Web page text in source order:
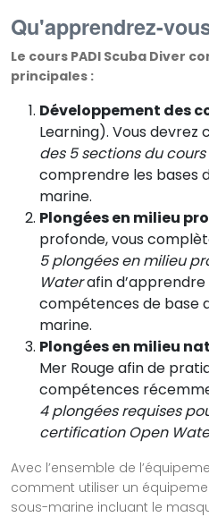
Qu'apprendrez-
Le cours PADI Scuba Diver
principales :
Développement des
Learning). Vous devrez
des 5 sections du
comprendre les bases
marine.
Plongées en milieu
profonde, vous
5 plongées en milieu
Waterafin
compétences de base
marine.
Plongées en milieu
Mer Rouge afin de
compétences
4 plongées requises
certification Open
Avec l’ensemble de
comment utiliser un
sous-marine incluant le